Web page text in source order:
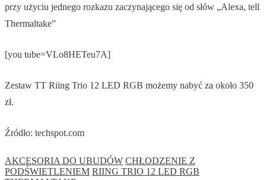
przy użyciu jednego rozkazu zaczynającego się od słów „Alexa, tell
Thermaltake”
[you tube=VLo8HETeu7A]
Zestaw TT Riing Trio 12 LED RGB możemy nabyć za około 350
zł.
Źródło: techspot.com
AKCESORIA DO UBUDÓW CHŁODZENIE Z
PODŚWIETLENIEM RIING TRIO 12 LED RGB